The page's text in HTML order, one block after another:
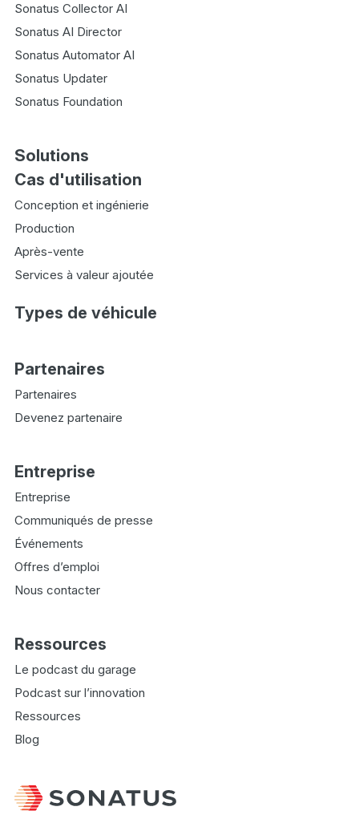
Sonatus Collector AI
Sonatus AI Director
Sonatus Automator AI
Sonatus Updater
Sonatus Foundation
Solutions
Cas d'utilisation
Conception et ingénierie
Production
Après-vente
Services à valeur ajoutée
Types de véhicule
Partenaires
Partenaires
Devenez partenaire
Entreprise
Entreprise
Communiqués de presse
Événements
Offres d’emploi
Nous contacter
Ressources
Le podcast du garage
Podcast sur l’innovation
Ressources
Blog